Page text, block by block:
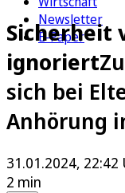
Newsletter
E-Paper
Sicherheit
ignoriert
sich bei
Anhörung
31.01.2024, 22:42
2 min